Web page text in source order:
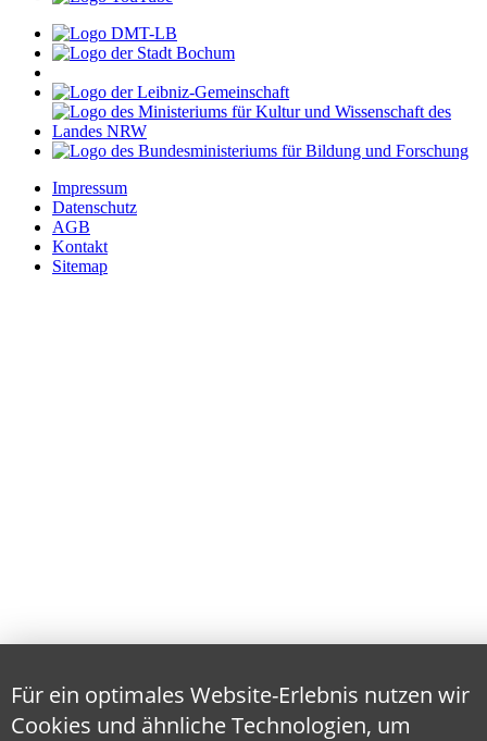
Impressum
Datenschutz
AGB
Kontakt
Sitemap
Für ein optimales Website-Erlebnis nutzen wir
Cookies und ähnliche Technologien, um